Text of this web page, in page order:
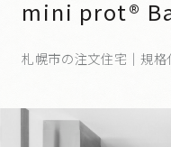
mini prot®
札幌市の注文住宅｜規